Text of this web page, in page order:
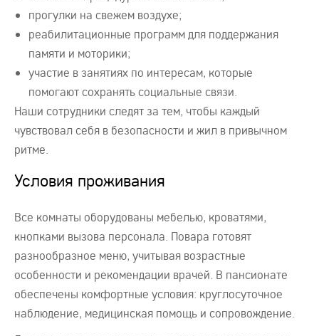
прогулки на свежем воздухе;
реабилитационные программ для поддержания
памяти и моторики;
участие в занятиях по интересам, которые
помогают сохранять социальные связи.
Наши сотрудники следят за тем, чтобы каждый
чувствовал себя в безопасности и жил в привычном
ритме.
Условия проживания
Все комнаты оборудованы мебелью, кроватями,
кнопками вызова персонала. Повара готовят
разнообразное меню, учитывая возрастные
особенности и рекомендации врачей. В пансионате
обеспечены комфортные условия: круглосуточное
наблюдение, медицинская помощь и сопровождение.